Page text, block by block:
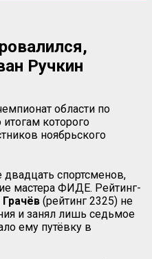
Ручкин
области по
которого
ноябрьского
двадцать спортсменов,
мастера ФИДЕ. Рейтинг-
Грачёв (рейтинг 2325) не
и занял лишь седьмое
ему путёвку в